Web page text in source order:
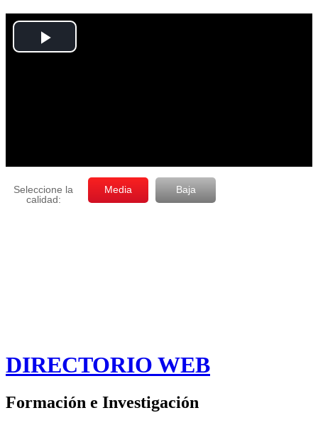
DIRECTORIO WEB
Formación e Investigación